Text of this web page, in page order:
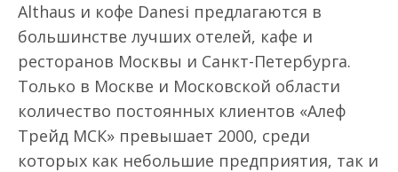
Althaus и кофе Danesi предлагаются в
большинстве лучших отелей, кафе и
ресторанов Москвы и Санкт-Петербурга.
Только в Москве и Московской области
количество постоянных клиентов «Алеф
Трейд МСК» превышает 2000, среди
которых как небольшие предприятия, так и